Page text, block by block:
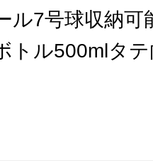
ル7号球収納可
トル500mlタ